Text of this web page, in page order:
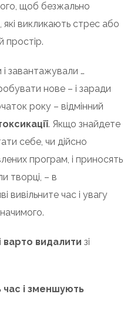
щоб безжально
викликають стрес або
завантажували …
нове – і заради
року – відмінний
. Якщо знайдете
себе, чи дійсно
програм, і приносять
творці, – в
вивільните час і увагу
варто видалити зі
час і зменшують